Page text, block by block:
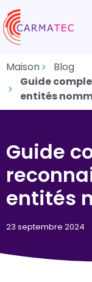
Maison
Blog
Guide
entités
Guide
entités
23 septembre 2024